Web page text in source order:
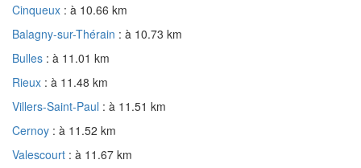
Cinqueux : à 10.66 km
Balagny-sur-Thérain : à 10.73 km
Bulles : à 11.01 km
Rieux : à 11.48 km
Villers-Saint-Paul : à 11.51 km
Cernoy : à 11.52 km
Valescourt : à 11.67 km